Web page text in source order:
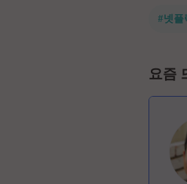
#넷플
요즘